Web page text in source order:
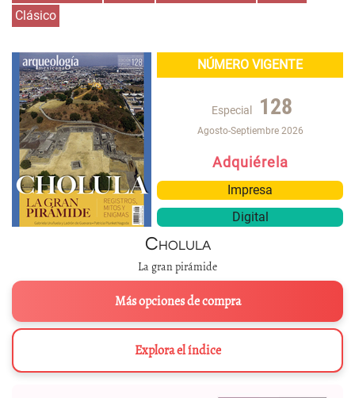
Clásico
NÚMERO VIGENTE
Especial 128
Agosto-Septiembre 2026
Adquiérela
Impresa
Digital
Cholula
La gran pirámide
Más opciones de compra
Explora el índice